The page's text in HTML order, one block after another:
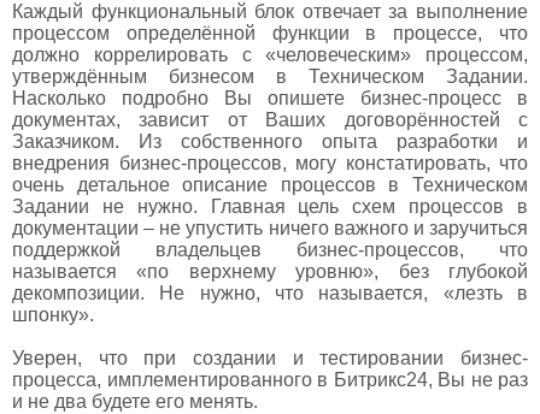
Каждый функциональный блок отвечает за выполнение
процессом определённой функции в процессе, что
должно коррелировать с «человеческим» процессом,
утверждённым бизнесом в Техническом Задании.
Насколько подробно Вы опишете бизнес-процесс в
документах, зависит от Ваших договорённостей с
Заказчиком. Из собственного опыта разработки и
внедрения бизнес-процессов, могу констатировать, что
очень детальное описание процессов в Техническом
Задании не нужно. Главная цель схем процессов в
документации – не упустить ничего важного и заручиться
поддержкой владельцев бизнес-процессов, что
называется «по верхнему уровню», без глубокой
декомпозиции. Не нужно, что называется, «лезть в
шпонку».
Уверен, что при создании и тестировании бизнес-
процесса, имплементированного в Битрикс24, Вы не раз
и не два будете его менять.